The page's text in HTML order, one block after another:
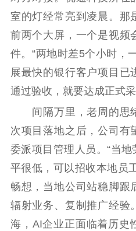
室的灯经常亮到凌晨。那
前两个大屏，一个是视频
件。“两地时差5个小时，
展最快的银行客户项目已
通过验收，就要达成正式采
间隔万里，老周的思
次项目落地之后，公司有
委派项目管理人员。“当
平很低，可以招收本地员
畅想，当地公司站稳脚跟
辐射业务、复制推广经验
海，AI企业正面临着历史